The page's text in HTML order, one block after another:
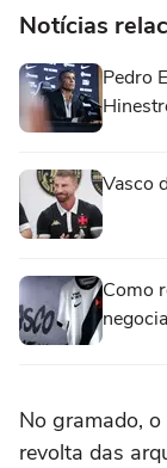
Notícias
Pedro
Vasco
Como
No gramado,
revolta das